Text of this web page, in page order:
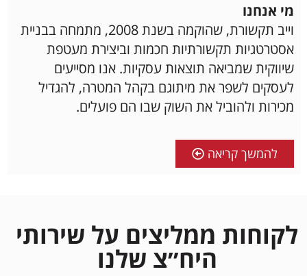
מי אנחנו
וייב תקשורת, שהוקמה בשנת 2008, מתמחה בבניית
אסטרטגיות תקשורתיות חכמות וביצירת מעטפת
שיווקית שמביאה תוצאות עסקיות. אנו מסייעים
לעסקים לשפר את מיתוגם בקהל המטרה, להגדיל
מכירות ולהוביל את השוק שבו הם פועלים.
להמשך קריאה
לקוחות ממליצים על שירותי
היח״צ שלנו